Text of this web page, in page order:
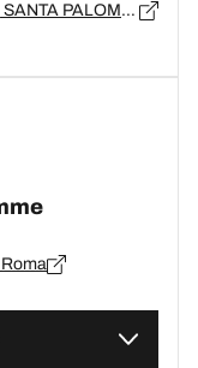
CLP RM16 - VIA DEI PAPIRI 156, 00134, SANTA PALOMBA